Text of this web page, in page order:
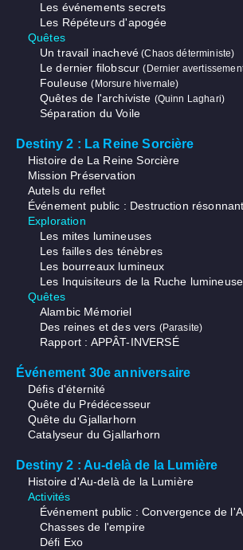
Les événements secrets
Les Répéteurs d'apogée
Quêtes
Un travail inachevé (Chaos déterministe)
Le dernier filobscur(Dernier
Fouleuse(Morsure hivernale)
Quêtes de l'archiviste (Quinn Laghari)
Séparation du Voile
Destiny 2 : La Reine Sorcière
Histoire de La Reine Sorcière
Mission Préservation
Autels du reflet
Événement public : Destruction
Exploration
Les mites lumineuses
Les failles des ténèbres
Les bourreaux lumineux
Les Inquisiteurs de la Ruche lumineuse
Quêtes
Alambic Mémoriel
Des reines et des vers (Parasite)
Rapport : APPÂT-INVERSÉ
Événement 30e anniversaire
Défis d'éternité
Quête du Prédécesseur
Quête du Gjallarhorn
Catalyseur du Gjallarhorn
Destiny 2 : Au-delà de la Lumière
Histoire d'Au-delà de la Lumière
Activités
Événement public : Convergence de
Chasses de l'empire
Défi Exo